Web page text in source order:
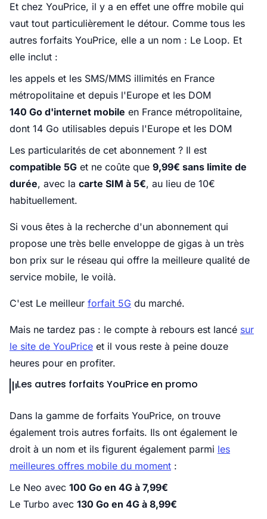
Et chez YouPrice, il y a en effet une offre mobile qui
vaut tout particulièrement le détour. Comme tous les
autres forfaits YouPrice, elle a un nom : Le Loop. Et
elle inclut :
les appels et les SMS/MMS illimités en France
métropolitaine et depuis l'Europe et les DOM
140 Go d'internet mobile en France métropolitaine,
dont 14 Go utilisables depuis l'Europe et les DOM
Les particularités de cet abonnement ? Il est
compatible 5G et ne coûte que 9,99€ sans limite de
durée, avec la carte SIM à 5€, au lieu de 10€
habituellement.
Si vous êtes à la recherche d'un abonnement qui
propose une très belle enveloppe de gigas à un très
bon prix sur le réseau qui offre la meilleure qualité de
service mobile, le voilà.
C'est Le meilleur forfait 5G du marché.
Mais ne tardez pas : le compte à rebours est lancé sur
le site de YouPrice et il vous reste à peine douze
heures pour en profiter.
Les autres forfaits YouPrice en promo
Dans la gamme de forfaits YouPrice, on trouve
également trois autres forfaits. Ils ont également le
droit à un nom et ils figurent également parmi les
meilleures offres mobile du moment :
Le Neo avec 100 Go en 4G à 7,99€
Le Turbo avec 130 Go en 4G à 8,99€